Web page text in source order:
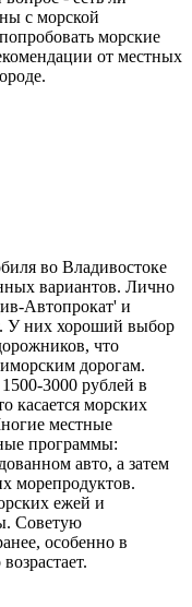
с морской
морские
от местных
во Владивостоке
вариантов. Лично
Автопрокат' и
У них хороший выбор
что
дорогам.
3000 рублей в
касается морских
местные
программы:
авто, а затем
морепродуктов.
ежей и
Советую
особенно в